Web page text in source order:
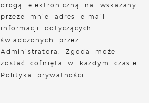
drogą elektroniczną na wskazany
przeze mnie adres e-mail
informacji dotyczących
świadczonych przez
Administratora. Zgoda może
zostać cofnięta w każdym czasie.
Polityka prywatności